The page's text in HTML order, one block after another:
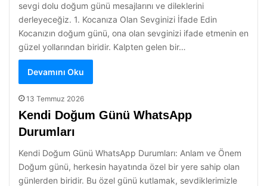
sevgi dolu doğum günü mesajlarını ve dileklerini
derleyeceğiz. 1. Kocanıza Olan Sevginizi İfade Edin
Kocanızın doğum günü, ona olan sevginizi ifade etmenin en
güzel yollarından biridir. Kalpten gelen bir…
Devamını Oku
13 Temmuz 2026
Kendi Doğum Günü WhatsApp
Durumları
Kendi Doğum Günü WhatsApp Durumları: Anlam ve Önem
Doğum günü, herkesin hayatında özel bir yere sahip olan
günlerden biridir. Bu özel günü kutlamak, sevdiklerimizle